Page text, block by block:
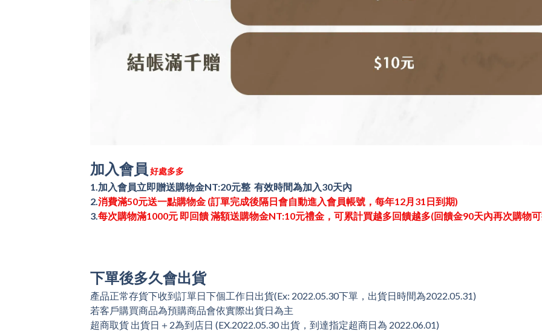
加入會員 好處多多
1.加入會員立即贈送購物金NT:20元整 有效時間為加入30天內
2. 消費滿50元送一點購物金 (訂單完成後隔日會自動進入會員帳號，每年12月31日到期)
3. 每次購物滿1000元 即回饋 滿額送購物金NT:10元禮金，可累計買越多回饋越多(回饋金90天內再次購物
下單後多久會出貨
產品正常存貨下收到訂單日下個工作日出貨(Ex: 2022.05.30下單，出貨日時間為2022.05.31)
若客戶購買商品為預購商品會依實際出貨日為主
超商取貨 出貨日＋2為到店日 (EX.2022.05.30 出貨，到達指定超商日為 2022.06.01)